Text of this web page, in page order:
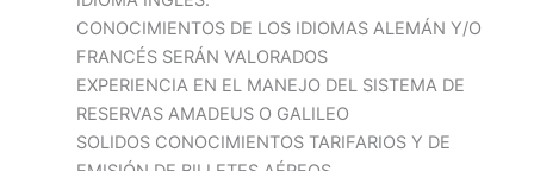
CONOCIMIENTOS DE LOS IDIOMAS ALEMÁN Y/O
FRANCÉS SERÁN VALORADOS
EXPERIENCIA EN EL MANEJO DEL SISTEMA DE
RESERVAS AMADEUS O GALILEO
SOLIDOS CONOCIMIENTOS TARIFARIOS Y DE